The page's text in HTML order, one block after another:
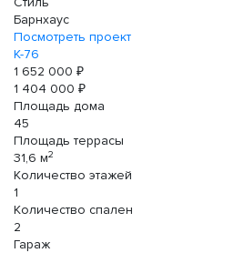
Барнхаус
Посмотреть проект
К-76
1 652 000 ₽
1 404 000 ₽
Площадь дома
45
Площадь террасы
31,6 м2
Количество этажей
1
Количество спален
2
Гараж